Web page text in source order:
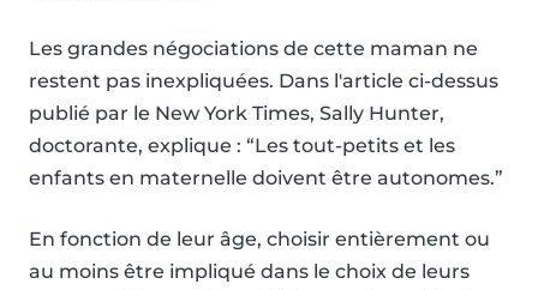
Les grandes négociations de cette maman ne
restent pas inexpliquées. Dans l'article ci-dessus
publié par le New York Times, Sally Hunter,
doctorante, explique : “Les tout-petits et les
enfants en maternelle doivent être autonomes.”
En fonction de leur âge, choisir entièrement ou
au moins être impliqué dans le choix de leurs